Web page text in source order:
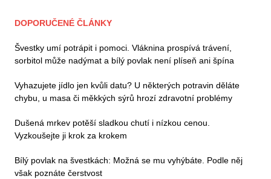
DOPORUČENÉ ČLÁNKY
Švestky umí potrápit i pomoci. Vláknina prospívá trávení,
sorbitol může nadýmat a bílý povlak není plíseň ani špína
Vyhazujete jídlo jen kvůli datu? U některých potravin děláte
chybu, u masa či měkkých sýrů hrozí zdravotní problémy
Dušená mrkev potěší sladkou chutí i nízkou cenou.
Vyzkoušejte ji krok za krokem
Bílý povlak na švestkách: Možná se mu vyhýbáte. Podle něj
však poznáte čerstvost